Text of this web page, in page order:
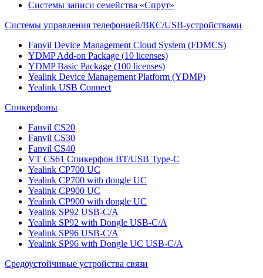
Системы записи семейства «Спрут»
Системы управления телефонией/ВКС/USB-устройствами
Fanvil Device Management Cloud System (FDMCS)
YDMP Add-on Package (10 licenses)
YDMP Basic Package (100 licenses)
Yealink Device Management Platform (YDMP)
Yealink USB Connect
Спикерфоны
Fanvil CS20
Fanvil CS30
Fanvil CS40
VT CS61 Cпикерфон BT/USB Type-C
Yealink CP700 UC
Yealink CP700 with dongle UC
Yealink CP900 UC
Yealink CP900 with dongle UC
Yealink SP92 USB-C/A
Yealink SP92 with Dongle USB-C/A
Yealink SP96 USB-C/A
Yealink SP96 with Dongle UC USB-C/A
Средоустойчивые устройства связи